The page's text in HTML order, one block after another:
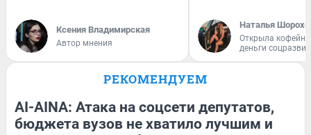
Ксения Владимирская
Автор мнения
Наталья
Открыла
деньги
РЕКОМЕНДУЕМ
AI-AINA: Атака на соцсети депутатов,
бюджета вузов не хватило лучшим и